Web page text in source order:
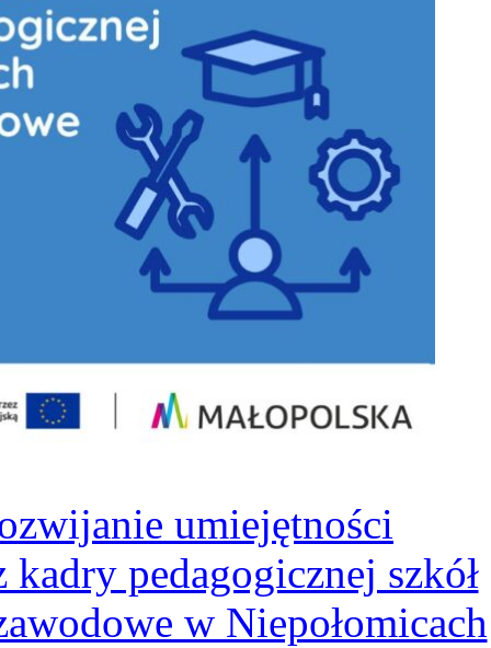
umiejętności
pedagogicznej szkół
w Niepołomicach